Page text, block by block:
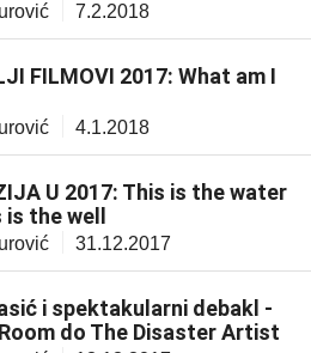
7.2.2018
FILMOVI 2017: What am I
4.1.2018
U 2017: This is the water
the well
31.12.2017
i spektakularni debakl -
do The Disaster Artist